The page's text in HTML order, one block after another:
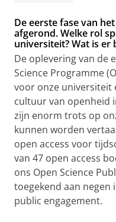
De eerste fase van
afgerond. Welke rol
universiteit? Wat is er
De oplevering van de
Science Programme
voor onze universiteit
cultuur van openheid
zijn enorm trots op
kunnen worden
open access voor
van 47 open access
ons Open Science
toegekend aan
public engagement.